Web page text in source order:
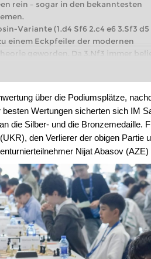
rein – sogar in den bekanntesten
Variante (1.d4 Sf6 2.c4 e6 3.Sf3 d5
einem Eckpfeiler der modernen
geworden. Da 3.Nf3 immer
Nimzo-Indisch und
eine solide und dynamische
Videobeispiel:Introduction
Videobeispiel:5.cxd5 exd5 6.Bf4
über die Podiumsplätze,
Wertungen sicherten sich IM
die Silber- und die Bronzemedaille.
den Verlierer der obigen Partie
Nijat Abasov